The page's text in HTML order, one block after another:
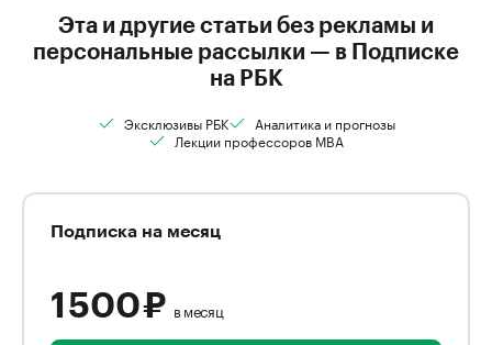
Эта и другие статьи без рекламы и
персональные рассылки — в Подписке
на РБК
Эксклюзивы РБК
Аналитика и прогнозы
Лекции профессоров MBA
Подписка на месяц
1 500 ₽ в месяц